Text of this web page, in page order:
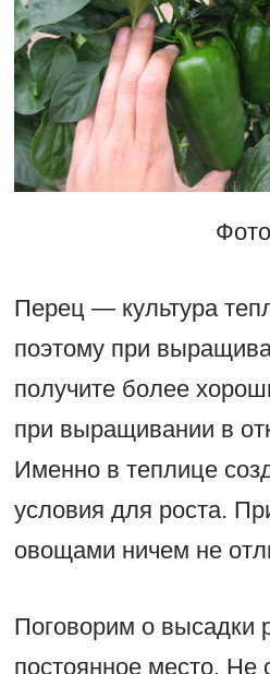
Фото
Перец — культура
поэтому при
получите более
при выращивании в
Именно в теплице
условия для роста.
овощами ничем не
Поговорим о высадки
постоянное место. Не